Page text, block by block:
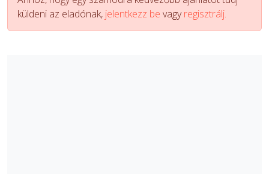
küldeni az eladónak, jelentkezz be vagyregisztrálj.